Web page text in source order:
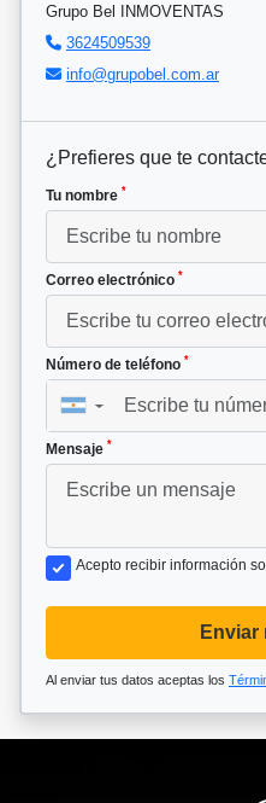
Grupo Bel INMOVENTAS
3624509539
info@grupobel.com.ar
¿Prefieres que te
Tu nombre *
Correo electrónico *
Número de teléfono *
▼
Mensaje *
Acepto recibir información
Enviar
Al enviar tus datos aceptas los